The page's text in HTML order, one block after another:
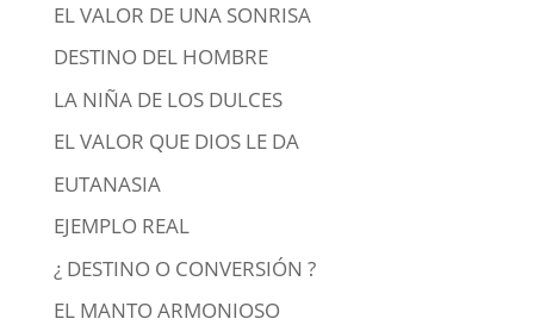
EL VALOR DE UNA SONRISA
DESTINO DEL HOMBRE
LA NIÑA DE LOS DULCES
EL VALOR QUE DIOS LE DA
EUTANASIA
EJEMPLO REAL
¿ DESTINO O CONVERSIÓN ?
EL MANTO ARMONIOSO